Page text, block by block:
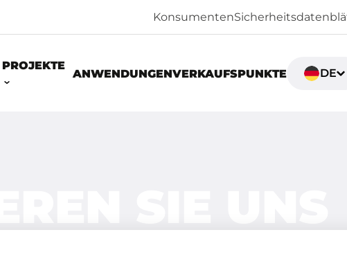
Konsumenten
PROJEKTE
ANWENDUNGENVERKAUFSPUNKTE DE